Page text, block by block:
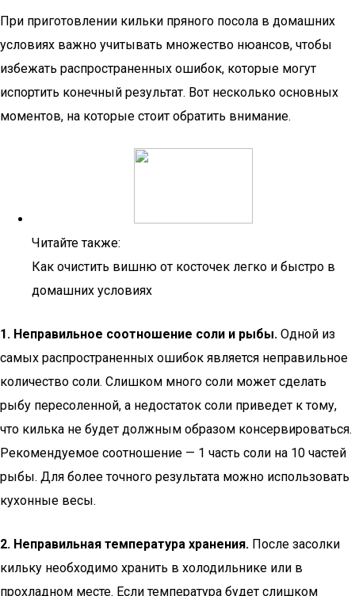
При приготовлении кильки пряного посола в домашних
условиях важно учитывать множество нюансов, чтобы
избежать распространенных ошибок, которые могут
испортить конечный результат. Вот несколько основных
моментов, на которые стоит обратить внимание.
Читайте также:
Как очистить вишню от косточек легко и быстро в
домашних условиях
1. Неправильное соотношение соли и рыбы. Одной из
самых распространенных ошибок является неправильное
количество соли. Слишком много соли может сделать
рыбу пересоленной, а недостаток соли приведет к тому,
что килька не будет должным образом консервироваться.
Рекомендуемое соотношение — 1 часть соли на 10 частей
рыбы. Для более точного результата можно использовать
кухонные весы.
2. Неправильная температура хранения. После засолки
кильку необходимо хранить в холодильнике или в
прохладном месте. Если температура будет слишком